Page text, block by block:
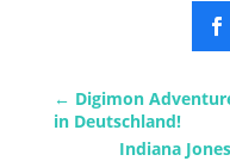
← Digimon
in Deutschland!
Indiana